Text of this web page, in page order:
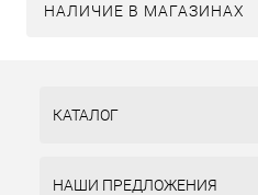
НАЛИЧИЕ В МАГАЗИНАХ
КАТАЛОГ
НАШИ ПРЕДЛОЖЕНИЯ